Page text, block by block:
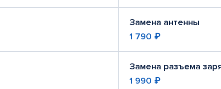
Замена антенны
1 790 ₽
Замена разъема
1 990 ₽